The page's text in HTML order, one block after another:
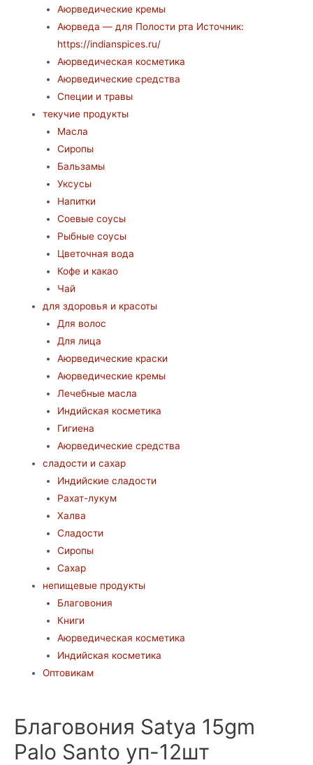
Аюрведические кремы
Аюрведа — для Полости рта Источник:
https://indianspices.ru/
Аюрведическая косметика
Аюрведические средства
Специи и травы
текучие продукты
Масла
Сиропы
Бальзамы
Уксусы
Напитки
Соевые соусы
Рыбные соусы
Цветочная вода
Кофе и какао
Чай
для здоровья и красоты
Для волос
Для лица
Аюрведические краски
Аюрведические кремы
Лечебные масла
Индийская косметика
Гигиена
Аюрведические средства
сладости и сахар
Индийские сладости
Рахат-лукум
Халва
Сладости
Сиропы
Сахар
непищевые продукты
Благовония
Книги
Аюрведическая косметика
Индийская косметика
Оптовикам
Благовония Satya 15gm
Palo Santo уп-12шт